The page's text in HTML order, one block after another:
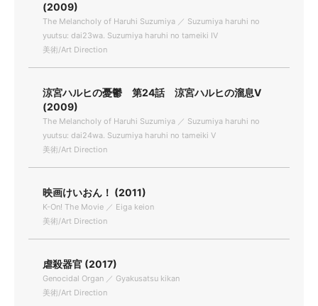
(2009)
The Melancholy of Haruhi Suzumiya ／ Suzumiya haruhi no
yuutsu: dai23wa. Suzumiya haruhi no tameiki IV
美術/Art Direction
涼宮ハルヒの憂鬱 第24話 涼宮ハルヒの溜息V
(2009)
The Melancholy of Haruhi Suzumiya ／ Suzumiya haruhi no
yuutsu: dai24wa. Suzumiya haruhi no tameiki V
美術/Art Direction
映画けいおん！ (2011)
K-On! The Movie ／ Eiga keion
美術/Art Direction
虐殺器官 (2017)
Genocidal Organ ／ Gyakusatsu kikan
美術/Art Direction